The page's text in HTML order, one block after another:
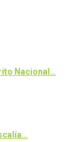
Nacional…